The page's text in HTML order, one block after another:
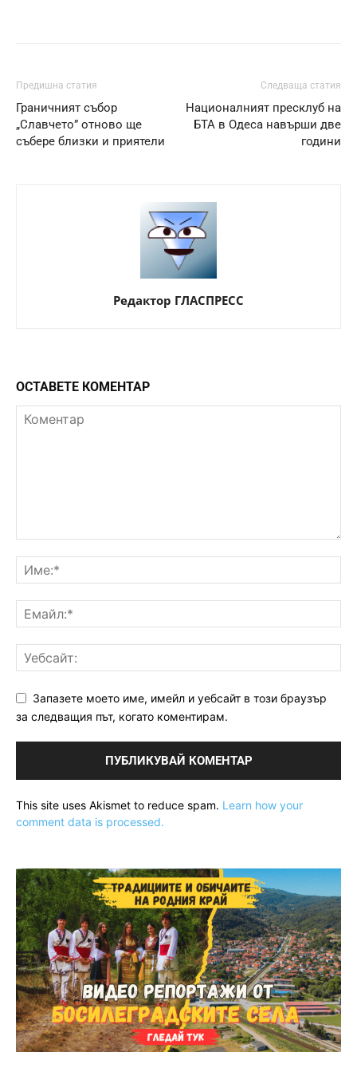
Предишна статия
Граничният събор
„Славчето” отново ще
събере близки и приятели
Следваща статия
Националният пресклуб на
БТА в Одеса навърши две
години
Редактор ГЛАСПРЕСС
ОСТАВЕТЕ КОМЕНТАР
Запазете моето име, имейл и уебсайт в този браузър
за следващия път, когато коментирам.
This site uses Akismet to reduce spam. Learn how your
comment data is processed.